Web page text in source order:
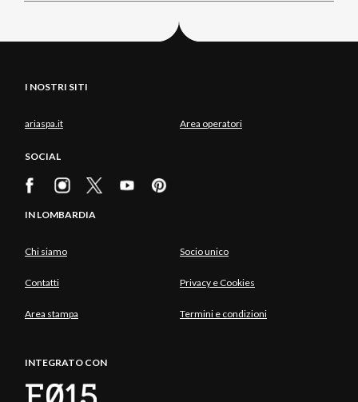
I NOSTRI SITI
ariaspa.it Area operatori
SOCIAL
IN LOMBARDIA
Chi siamo Socio unico
Contatti Privacy e Cookies
Area stampa Termini e condizioni
INTEGRATO CON